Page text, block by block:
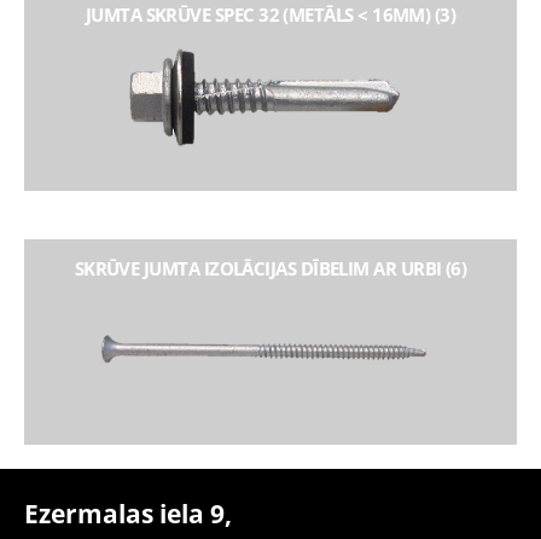
JUMTA SKRŪVE SPEC 32 (METĀLS < 16MM) (3)
SKRŪVE JUMTA IZOLĀCIJAS DĪBELIM AR URBI (6)
Ezermalas iela 9,